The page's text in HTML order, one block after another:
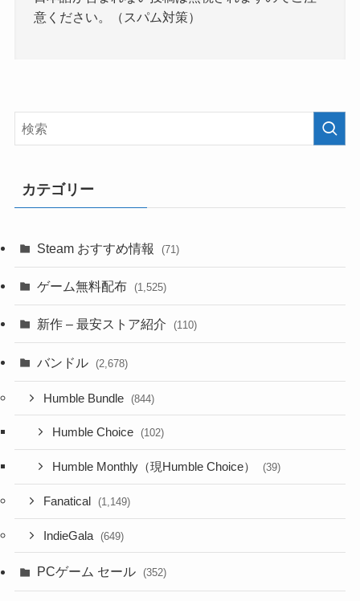
意ください。（スパム対策）
カテゴリー
Steam おすすめ情報 (71)
ゲーム無料配布 (1,525)
新作 – 最安ストア紹介 (110)
バンドル (2,678)
Humble Bundle (844)
Humble Choice (102)
Humble Monthly（現Humble Choice） (39)
Fanatical (1,149)
IndieGala (649)
PCゲーム セール (352)